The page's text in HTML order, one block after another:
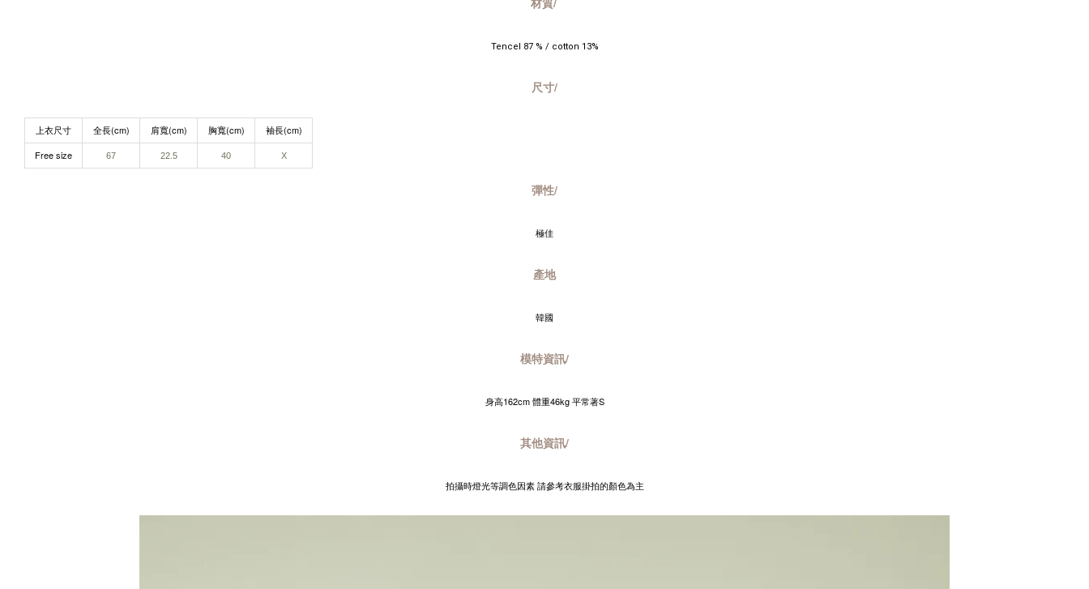
Tencel 87 % / cotton 13%
尺寸/
上衣尺寸 全長(cm) 肩寬(cm) 胸寬(cm)
袖長(cm)
Free size
67​ 22.5​ 40​ X
彈性/
極佳
產地
韓國
模特資訊/
身高162cm 體重46kg 平常著S
其他資訊/
拍攝時燈光等調色因素 請參考衣服掛拍的顏色為主